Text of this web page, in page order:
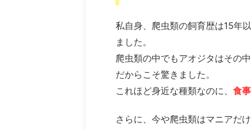
私自身、爬虫類の飼育歴は15年
ました。
爬虫類の中でもアオジタはその
だからこそ驚きました。
これほど身近な種類なのに、 食
さらに、今や爬虫類はマニアだ